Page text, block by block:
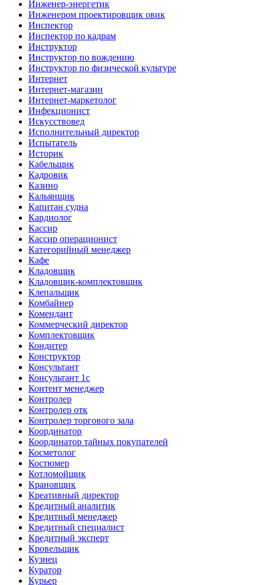
Инженер-энергетик
Инженером проектировщик овик
Инспектор
Инспектор по кадрам
Инструктор
Инструктор по вождению
Инструктор по физической культуре
Интернет
Интернет-магазин
Интернет-маркетолог
Инфекционист
Искусствовед
Исполнительный директор
Испытатель
Историк
Кабельщик
Кадровик
Казино
Кальянщик
Капитан судна
Кардиолог
Кассир
Кассир операционист
Категорийный менеджер
Кафе
Кладовщик
Кладовщик-комплектовщик
Клепальщик
Комбайнер
Комендант
Коммерческий директор
Комплектовщик
Кондитер
Конструктор
Консультант
Консультант 1с
Контент менеджер
Контролер
Контролер отк
Контролер торгового зала
Координатор
Координатор тайных покупателей
Косметолог
Костюмер
Котломойщик
Крановщик
Креативный директор
Кредитный аналитик
Кредитный менеджер
Кредитный специалист
Кредитный эксперт
Кровельщик
Кузнец
Куратор
Курьер